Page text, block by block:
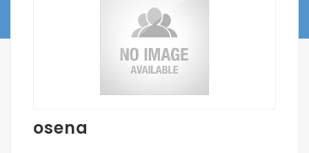
Giriş Yap
osena